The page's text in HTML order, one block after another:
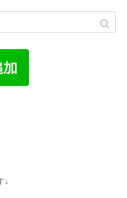
、こちらからどうぞ！
↓